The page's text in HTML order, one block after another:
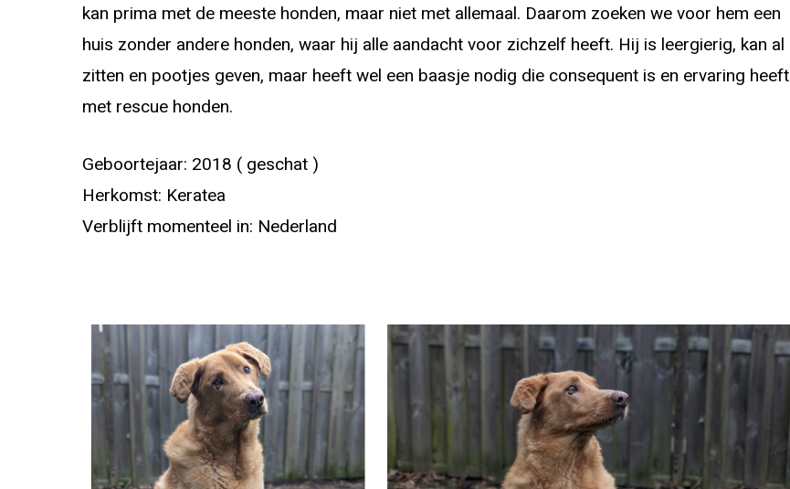
kan prima met de meeste honden, maar niet met allemaal. Daarom zoeken we voor hem een
huis zonder andere honden, waar hij alle aandacht voor zichzelf heeft. Hij is leergierig, kan al
zitten en pootjes geven, maar heeft wel een baasje nodig die consequent is en ervaring heeft
met rescue honden.
Geboortejaar: 2018 ( geschat )
Herkomst: Keratea
Verblijft momenteel in: Nederland